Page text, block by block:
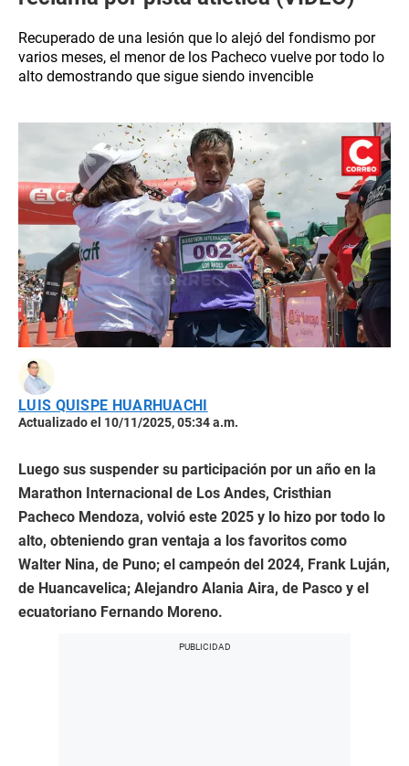
Recuperado de una lesión que lo alejó del fondismo por
varios meses, el menor de los Pacheco vuelve por todo lo
alto demostrando que sigue siendo invencible
LUIS QUISPE HUARHUACHI
Actualizado el 10/11/2025, 05:34 a.m.
Luego sus suspender su participación por un año en la
Marathon Internacional de Los Andes, Cristhian
Pacheco Mendoza, volvió este 2025 y lo hizo por todo lo
alto, obteniendo gran ventaja a los favoritos como
Walter Nina, de Puno; el campeón del 2024, Frank Luján,
de Huancavelica; Alejandro Alania Aira, de Pasco y el
ecuatoriano Fernando Moreno.